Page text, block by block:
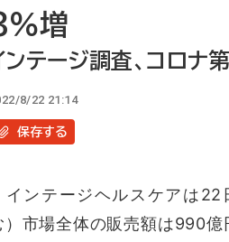
％増
ンテージ調査、コロナ
8/22 21:14
保存する
ンテージヘルスケアは22
）市場全体の販売額は990